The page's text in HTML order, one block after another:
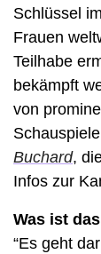
Schlüssel
Frauen
Teilhabe
bekämpft
von
Buchard,
Infos zur
Was ist
“Es geht